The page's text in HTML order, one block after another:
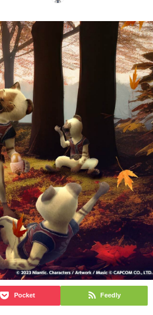
Pocket Feedly